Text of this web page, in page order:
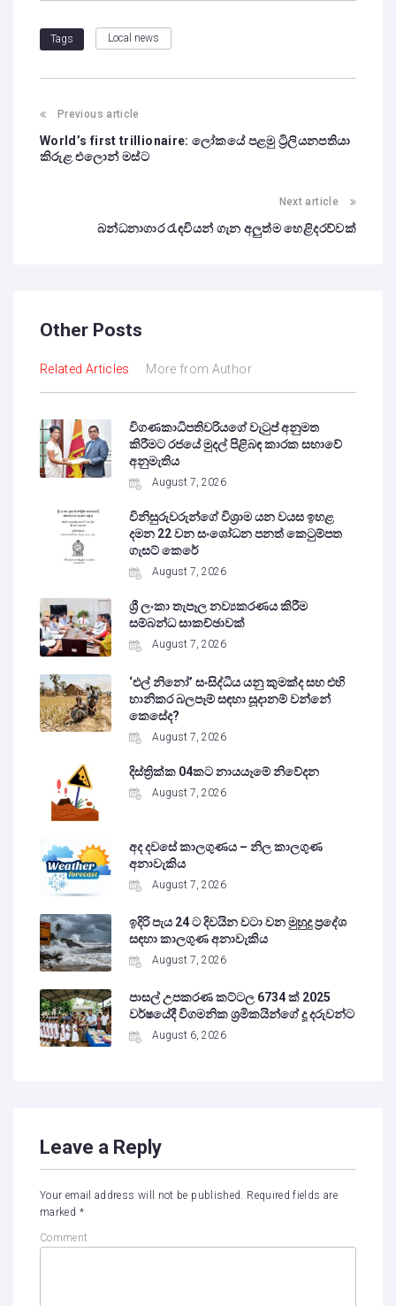
Tags Local news
Previous article
World’s first trillionaire: ලෝකයේ පළමු ට්‍රිලියනපතියා
කිරුළ එලොන් මස්ට
Next article
බන්ධනාගාර රැඳවියන් ගැන අලුත්ම හෙළිදරව්වක්
Other Posts
Related Articles More from Author
විගණකාධිපතිවරියගේ වැටුප් අනුමත
කිරීමට රජයේ මුදල් පිළිබඳ කාරක සභාවේ
අනුමැතිය
August 7, 2026
විනිසුරුවරුන්ගේ විශ්‍රාම යන වයස ඉහළ
දමන 22 වන සංශෝධන පනත් කෙටුම්පත
ගැසට් කෙරේ
August 7, 2026
ශ්‍රී ලංකා තැපෑල නව්‍යකරණය කිරීම
සම්බන්ධ සාකච්ඡාවක්
August 7, 2026
‘එල් නිනෝ’ සංසිද්ධිය යනු කුමක්ද සහ එහි
හානිකර බලපෑම් සඳහා සූදානම් වන්නේ
කෙසේද?
August 7, 2026
දිස්ත්‍රික්ක 04කට නායයෑමේ නිවේදන
August 7, 2026
අද දවසේ කාලගුණය – නිල කාලගුණ
අනාවැකිය
August 7, 2026
ඉදිරි පැය 24 ට දිවයින වටා වන මුහුදු ප්‍රදේශ
සඳහා කාලගුණ අනාවැකිය
August 7, 2026
පාසල් උපකරණ කට්ටල 6734 ක් 2025
වර්ෂයේදී විගමනික ශ්‍රමිකයින්ගේ දූ දරුවන්ට
August 6, 2026
Leave a Reply
Your email address will not be published. Required fields are
marked *
Comment